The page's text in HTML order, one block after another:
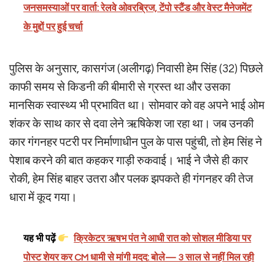
जनसमस्याओं पर वार्ता: रेलवे ओवरब्रिज, टेंपो स्टैंड और वेस्ट मैनेजमेंट
के मुद्दों पर हुई चर्चा
पुलिस के अनुसार, कासगंज (अलीगढ़) निवासी हेम सिंह (32) पिछले
काफी समय से किडनी की बीमारी से ग्रस्त था और उसका
मानसिक स्वास्थ्य भी प्रभावित था। सोमवार को वह अपने भाई ओम
शंकर के साथ कार से दवा लेने ऋषिकेश जा रहा था। जब उनकी
कार गंगनहर पटरी पर निर्माणाधीन पुल के पास पहुंची, तो हेम सिंह ने
पेशाब करने की बात कहकर गाड़ी रुकवाई। भाई ने जैसे ही कार
रोकी, हेम सिंह बाहर उतरा और पलक झपकते ही गंगनहर की तेज
धारा में कूद गया।
यह भी पढ़ें
क्रिकेटर ऋषभ पंत ने आधी रात को सोशल मीडिया पर
पोस्ट शेयर कर CM धामी से मांगी मदद: बोले— 3 साल से नहीं मिल रही